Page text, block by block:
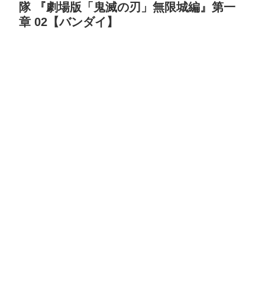
隊 『劇場版「鬼滅の刃」無限城編』第一
章 02【バンダイ】